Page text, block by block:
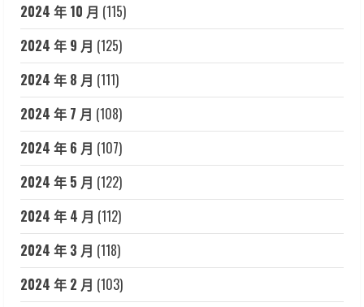
2024 年 10 月 (115)
2024 年 9 月 (125)
2024 年 8 月 (111)
2024 年 7 月 (108)
2024 年 6 月 (107)
2024 年 5 月 (122)
2024 年 4 月 (112)
2024 年 3 月 (118)
2024 年 2 月 (103)